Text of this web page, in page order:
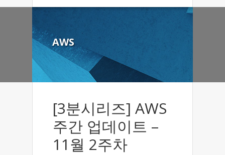
AWS
[3분시리즈] AWS
주간 업데이트 –
11월 2주차